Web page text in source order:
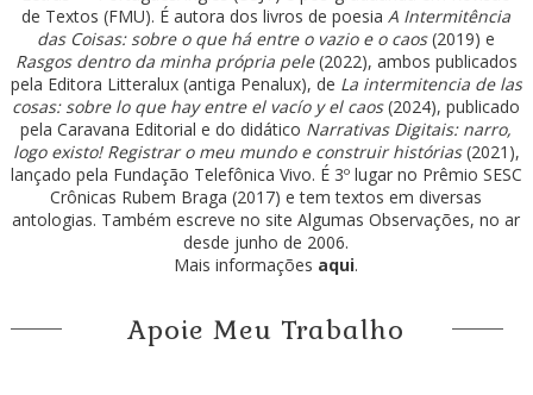
de Textos (FMU). É autora dos livros de poesia A Intermitência
das Coisas: sobre o que há entre o vazio e o caos(2019) e
Rasgos dentro da minha própria pele(2022), ambos publicados
pela Editora Litteralux (antiga Penalux), de La intermitencia de las
cosas: sobre lo que hay entre el vacío y el caos(2024), publicado
pela Caravana Editorial e do didático Narrativas Digitais: narro,
logo existo! Registrar o meu mundo e construir histórias(2021),
lançado pela Fundação Telefônica Vivo. É 3º lugar no Prêmio SESC
Crônicas Rubem Braga (2017) e tem textos em diversas
antologias. Também escreve no site Algumas Observações, no ar
desde junho de 2006.
Mais informações aqui.
Apoie Meu Trabalho